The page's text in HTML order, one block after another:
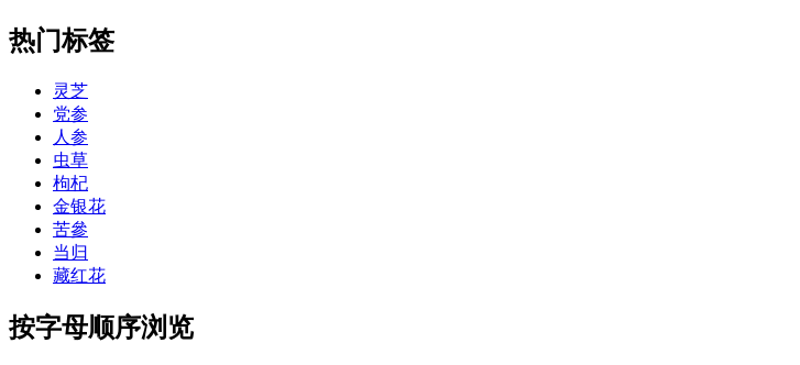
热门标签
灵芝
党参
人参
虫草
枸杞
金银花
苦參
当归
藏红花
按字母顺序浏览